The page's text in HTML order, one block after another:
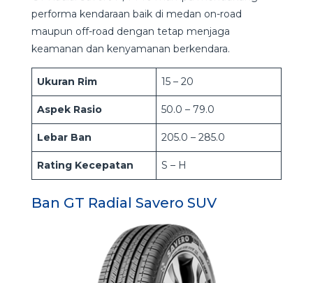
performa kendaraan baik di medan on-road
maupun off-road dengan tetap menjaga
keamanan dan kenyamanan berkendara.
Ukuran Rim 15 – 20
Aspek Rasio 50.0 – 79.0
Lebar Ban 205.0 – 285.0
Rating Kecepatan S – H
Ban GT Radial Savero SUV